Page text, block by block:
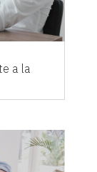
a la